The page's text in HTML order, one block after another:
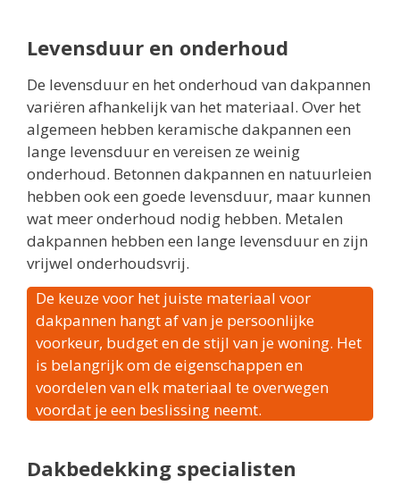
Levensduur en onderhoud
De levensduur en het onderhoud van dakpannen
variëren afhankelijk van het materiaal. Over het
algemeen hebben keramische dakpannen een
lange levensduur en vereisen ze weinig
onderhoud. Betonnen dakpannen en natuurleien
hebben ook een goede levensduur, maar kunnen
wat meer onderhoud nodig hebben. Metalen
dakpannen hebben een lange levensduur en zijn
vrijwel onderhoudsvrij.
De keuze voor het juiste materiaal voor
dakpannen hangt af van je persoonlijke
voorkeur, budget en de stijl van je woning. Het
is belangrijk om de eigenschappen en
voordelen van elk materiaal te overwegen
voordat je een beslissing neemt.
Dakbedekking specialisten